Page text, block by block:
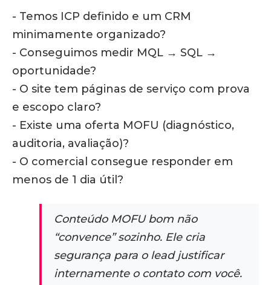
- Temos ICP definido e um CRM
minimamente organizado?
- Conseguimos medir MQL → SQL →
oportunidade?
- O site tem páginas de serviço com prova
e escopo claro?
- Existe uma oferta MOFU (diagnóstico,
auditoria, avaliação)?
- O comercial consegue responder em
menos de 1 dia útil?
Conteúdo MOFU bom não
“convence” sozinho. Ele cria
segurança para o lead justificar
internamente o contato com você.